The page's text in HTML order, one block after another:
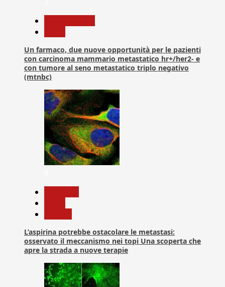
Un farmaco, due nuove opportunità per le pazienti
con carcinoma mammario metastatico hr+/her2- e
con tumore al seno metastatico triplo negativo
(mtnbc)
L’aspirina potrebbe ostacolare le metastasi:
osservato il meccanismo nei topi Una scoperta che
apre la strada a nuove terapie